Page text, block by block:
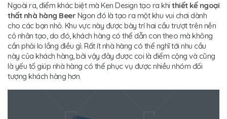
Ngoài ra, điểm khác biệt mà Ken Design tạo ra khi thiết kế ngoại
thất nhà hàng Beer Ngon đó là tạo ra một khu vui chơi dành
cho các bạn nhỏ. Khu vực này được bày trí hai cầu trượt trên nền
cỏ nhân tạo, do đó, khách hàng có thể dẫn con theo mà không
cần phải lo lắng điều gì. Rất ít nhà hàng có thể nghĩ tới nhu cầu
này của khách hàng, bởi vậy đây được coi là điểm cộng và cũng
là yếu tố giúp nhà hàng có thể phục vụ được nhiều nhóm đối
tượng khách hàng hơn.